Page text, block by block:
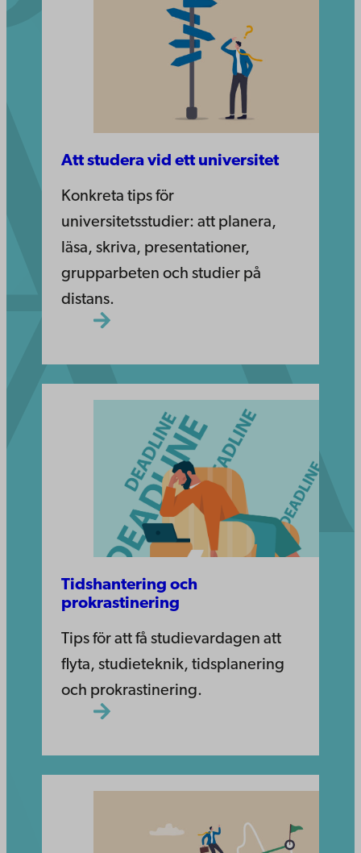
Att studera vid ett universitet
Konkreta tips för
universitetsstudier: att planera,
läsa, skriva, presentationer,
grupparbeten och studier på
distans.
Tidshantering och
prokrastinering
Tips för att få studievardagen att
flyta, studieteknik, tidsplanering
och prokrastinering.